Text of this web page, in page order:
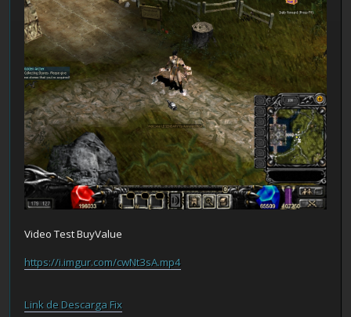
Video Test BuyValue
https://i.imgur.com/cwNt3sA.mp4
Link de Descarga Fix